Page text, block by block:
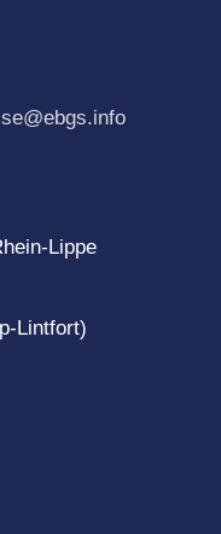
Lippe
Lintfort)